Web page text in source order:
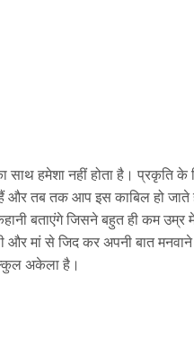
साथ हमेशा नहीं होता है।
और तब तक आप इस काबिल हो
बताएंगे जिसने बहुत ही कम उम्र
मां से जिद कर अपनी बात
अकेला है।